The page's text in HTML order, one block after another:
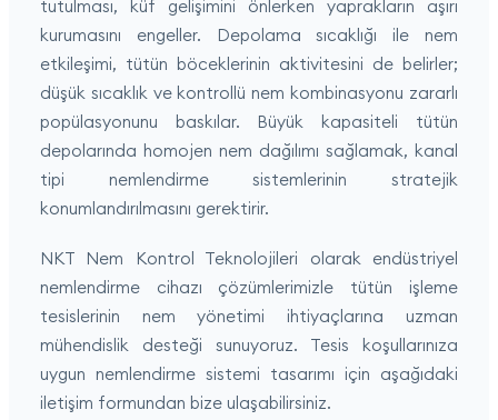
tutulması, küf gelişimini önlerken yaprakların aşırı
kurumasını engeller. Depolama sıcaklığı ile nem
etkileşimi, tütün böceklerinin aktivitesini de belirler;
düşük sıcaklık ve kontrollü nem kombinasyonu zararlı
popülasyonunu baskılar. Büyük kapasiteli tütün
depolarında homojen nem dağılımı sağlamak, kanal
tipi nemlendirme sistemlerinin stratejik
konumlandırılmasını gerektirir.
NKT Nem Kontrol Teknolojileri olarak endüstriyel
nemlendirme cihazı çözümlerimizle tütün işleme
tesislerinin nem yönetimi ihtiyaçlarına uzman
mühendislik desteği sunuyoruz. Tesis koşullarınıza
uygun nemlendirme sistemi tasarımı için aşağıdaki
iletişim formundan bize ulaşabilirsiniz.